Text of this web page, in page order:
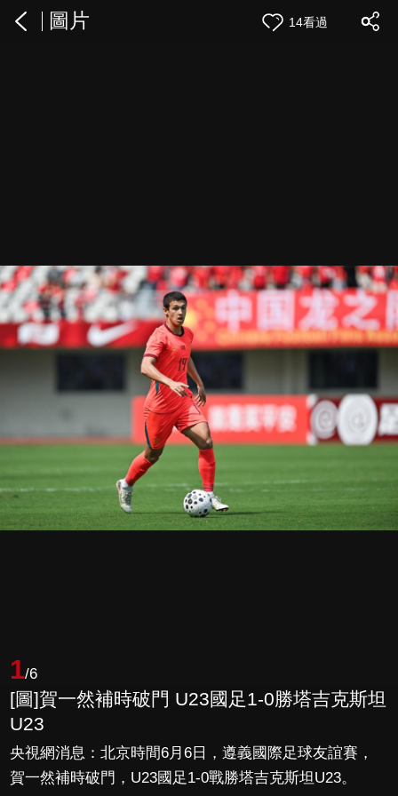
圖片 14看過
1/6
[圖]賀一然補時破門 U23國足1-0勝塔吉克斯坦
U23
央視網消息：北京時間6月6日，遵義國際足球友誼賽，
賀一然補時破門，U23國足1-0戰勝塔吉克斯坦U23。